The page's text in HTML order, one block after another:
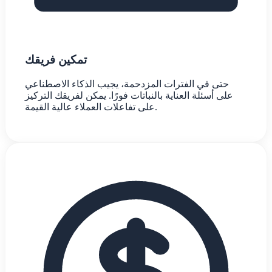
تمكين فريقك
حتى في الفترات المزدحمة، يجيب الذكاء الاصطناعي
على أسئلة العناية بالنباتات فورًا. يمكن لفريقك التركيز
على تفاعلات العملاء عالية القيمة.